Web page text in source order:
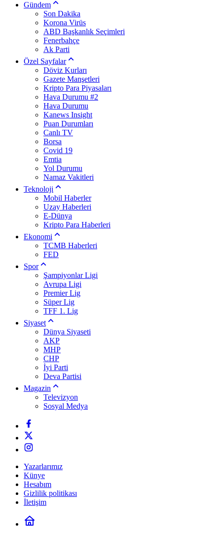
Gündem
Son Dakika
Korona Virüs
ABD Başkanlık Seçimleri
Fenerbahçe
Ak Parti
Özel Sayfalar
Döviz Kurları
Gazete Manşetleri
Kripto Para Piyasaları
Hava Durumu #2
Hava Durumu
Kanews Insight
Puan Durumları
Canlı TV
Borsa
Covid 19
Emtia
Yol Durumu
Namaz Vakitleri
Teknoloji
Mobil Haberler
Uzay Haberleri
E-Dünya
Kripto Para Haberleri
Ekonomi
TCMB Haberleri
FED
Spor
Şampiyonlar Ligi
Avrupa Ligi
Premier Lig
Süper Lig
TFF 1. Lig
Siyaset
Dünya Siyaseti
AKP
MHP
CHP
İyi Parti
Deva Partisi
Magazin
Televizyon
Sosyal Medya
Yazarlarımız
Künye
Hesabım
Gizlilik politikası
İletişim